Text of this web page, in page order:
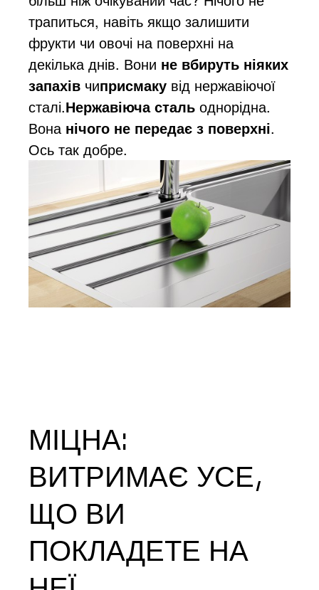
трапиться, навіть якщо залишити
фрукти чи овочі на поверхні на
декілька днів. Вони не вбируть ніяких
запахів чиприсмаку від нержавіючої
сталі.Нержавіюча сталь однорідна.
Вона нічого не передає з поверхні.
Ось так добре.
МІЦНА:
ВИТРИМАЄ УСЕ,
ЩО ВИ
ПОКЛАДЕТЕ НА